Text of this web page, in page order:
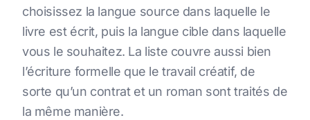
choisissez la langue source dans laquelle le
livre est écrit, puis la langue cible dans laquelle
vous le souhaitez. La liste couvre aussi bien
l’écriture formelle que le travail créatif, de
sorte qu’un contrat et un roman sont traités de
la même manière.